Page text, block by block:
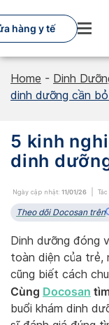
to
content
hàng y tế
Home - Dinh
dinh dưỡng cần
5 kinh
dinh
Ngày cập nhật: 11/01/26
Theo dõi Docosan trên
Dinh dưỡng đóng
toàn diện của trẻ,
cũng biết cách
Cùng Docosan
buổi khám dinh